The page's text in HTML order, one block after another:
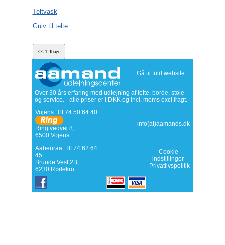
Teltvask
Gulv til telte
Gå til fuld website
Over 30 års erfaring med udlejning af telte, borde, stole
og service. - alle priser er i DKK og incl. moms excl fragt.
Vojens: Tlf74 50 64 40
Ringtvedvej 8,
6500 Vojens
- info(at)aamands.dk
Aabenraa: Tlf 74 62 64
45
Brunde Vest 2B,
6230 Rødekro
Cookie-
indstillinger-
Privatlivspolitik